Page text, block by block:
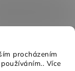
procházením
Více